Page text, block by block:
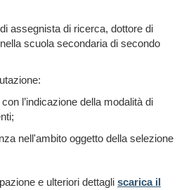
assegnista di ricerca, dottore di
scuola secondaria di secondo
l’indicazione della modalità di
nell'ambito oggetto della selezione
e ulteriori dettagli scarica il